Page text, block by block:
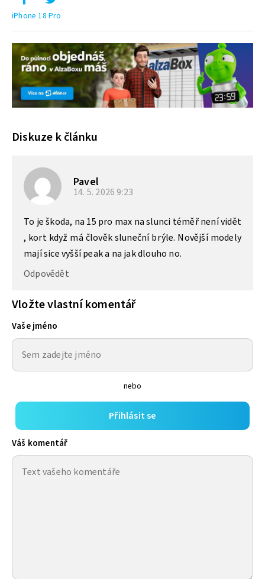
iPhone 18 Pro
Diskuze k článku
Pavel
14. 5. 2026 9:23
To je škoda, na 15 pro max na slunci téměř není vidět
, kort když má člověk sluneční brýle. Novější modely
mají sice vyšší peak a na jak dlouho no.
Odpovědět
Vložte vlastní komentář
Vaše jméno
nebo
Přihlásit se
Váš komentář